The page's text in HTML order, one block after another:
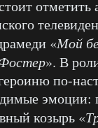
отметить
«Мой
». В
по-
эмоции:
козырь «